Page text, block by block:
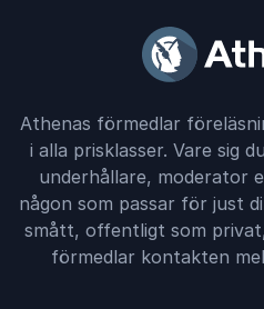
Athenas förmedlar
i alla prisklasser. Vare sig
underhållare, moderator
någon som passar för just
smått, offentligt som
förmedlar kontakten